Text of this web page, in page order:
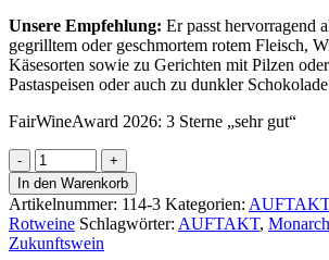
Unsere Empfehlung: Er passt hervorragend
gegrilltem oder geschmortem rotem Fleisch,
Käsesorten sowie zu Gerichten mit Pilzen
Pastaspeisen oder auch zu dunkler
FairWineAward 2026: 3 Sterne „sehr gut“
Monarch
Réserve-
AUFTAKT-
Linie
Menge
In den Warenkorb
Artikelnummer: 114-3 Kategorien:
Rotweine Schlagwörter: AUFTAKT, Monarch
Zukunftswein